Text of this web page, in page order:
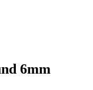
6mm